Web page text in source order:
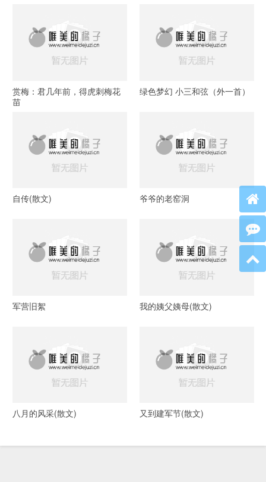
赏梅：君几年前，得虎刺梅花
苗
绿色梦幻 小三和弦（外一首）
自传(散文) 爷爷的老窑洞
军营旧絮 我的姨父姨母(散文)
八月的风采(散文) 又到建军节(散文)